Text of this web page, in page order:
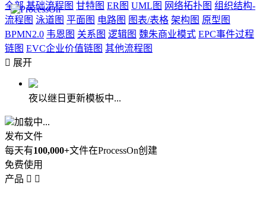
全部 基础流程图 甘特图 ER图 UML图 网络拓扑图 组织结构-
流程图 泳道图 平面图 电路图 图表/表格 架构图 原型图
BPMN2.0 韦恩图 关系图 逻辑图 魏朱商业模式 EPC事件过程
链图 EVC企业价值链图 其他流程图
 展开
夜以继日更新模板中...
加载中...
发布文件
每天有100,000+文件在ProcessOn创建
免费使用
产品  